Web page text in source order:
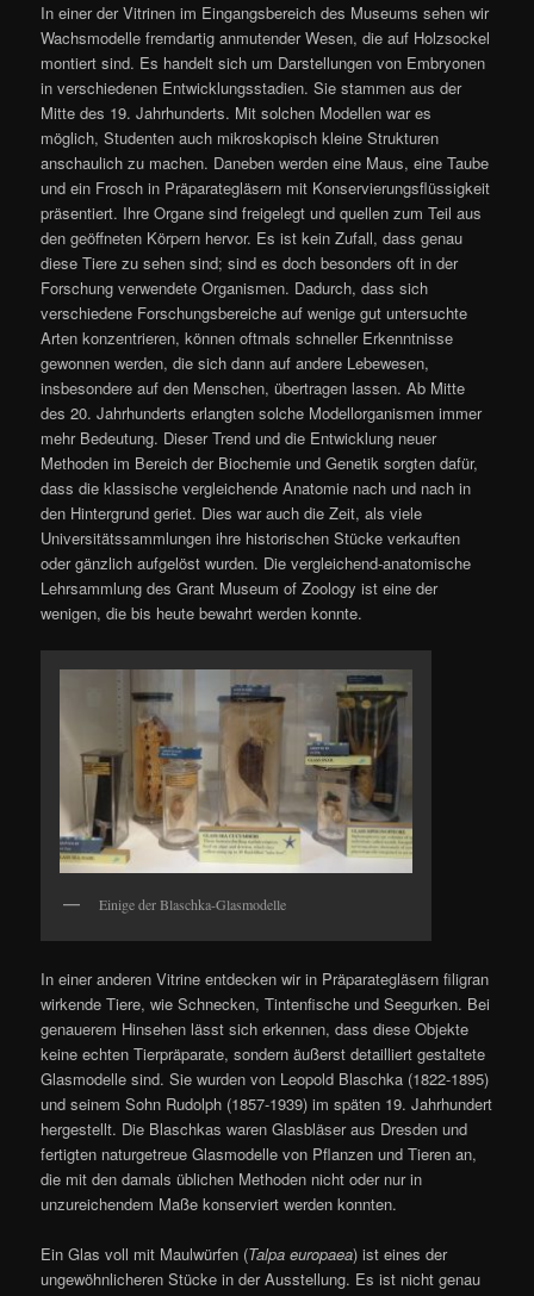
In einer der Vitrinen im Eingangsbereich des Museums sehen wir
Wachsmodelle fremdartig anmutender Wesen, die auf Holzsockel
montiert sind. Es handelt sich um Darstellungen von Embryonen
in verschiedenen Entwicklungsstadien. Sie stammen aus der
Mitte des 19. Jahrhunderts. Mit solchen Modellen war es
möglich, Studenten auch mikroskopisch kleine Strukturen
anschaulich zu machen. Daneben werden eine Maus, eine Taube
und ein Frosch in Präparategläsern mit Konservierungsflüssigkeit
präsentiert. Ihre Organe sind freigelegt und quellen zum Teil aus
den geöffneten Körpern hervor. Es ist kein Zufall, dass genau
diese Tiere zu sehen sind; sind es doch besonders oft in der
Forschung verwendete Organismen. Dadurch, dass sich
verschiedene Forschungsbereiche auf wenige gut untersuchte
Arten konzentrieren, können oftmals schneller Erkenntnisse
gewonnen werden, die sich dann auf andere Lebewesen,
insbesondere auf den Menschen, übertragen lassen. Ab Mitte
des 20. Jahrhunderts erlangten solche Modellorganismen immer
mehr Bedeutung. Dieser Trend und die Entwicklung neuer
Methoden im Bereich der Biochemie und Genetik sorgten dafür,
dass die klassische vergleichende Anatomie nach und nach in
den Hintergrund geriet. Dies war auch die Zeit, als viele
Universitätssammlungen ihre historischen Stücke verkauften
oder gänzlich aufgelöst wurden. Die vergleichend-anatomische
Lehrsammlung des Grant Museum of Zoology ist eine der
wenigen, die bis heute bewahrt werden konnte.
Einige der Blaschka-Glasmodelle
In einer anderen Vitrine entdecken wir in Präparategläsern filigran
wirkende Tiere, wie Schnecken, Tintenfische und Seegurken. Bei
genauerem Hinsehen lässt sich erkennen, dass diese Objekte
keine echten Tierpräparate, sondern äußerst detailliert gestaltete
Glasmodelle sind. Sie wurden von Leopold Blaschka (1822-1895)
und seinem Sohn Rudolph (1857-1939) im späten 19. Jahrhundert
hergestellt. Die Blaschkas waren Glasbläser aus Dresden und
fertigten naturgetreue Glasmodelle von Pflanzen und Tieren an,
die mit den damals üblichen Methoden nicht oder nur in
unzureichendem Maße konserviert werden konnten.
Ein Glas voll mit Maulwürfen (Talpa europaea) ist eines der
ungewöhnlicheren Stücke in der Ausstellung. Es ist nicht genau